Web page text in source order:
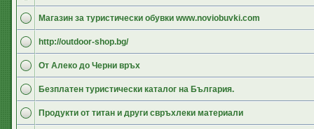
Магазин за туристически обувки www.noviobuvki.com
http://outdoor-shop.bg/
От Алеко до Черни връх
Безплатен туристически каталог на България.
Продукти от титан и други свръхлеки материали